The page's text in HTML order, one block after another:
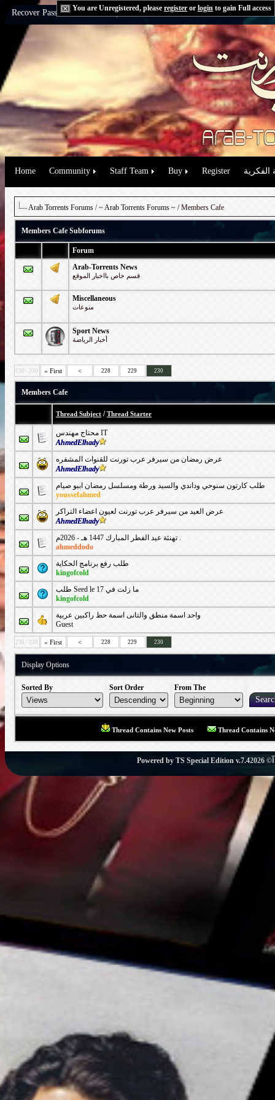
You are Unregistered, please register or login to gain Full access
Recover Password:via Email|via Question
Home Community Staff Team Buy Register الفكرية
Arab Torrents Forums /~ Arab Torrents Forums ~ / Members Cafe
Members Cafe Subforums
Forum
Arab-Torrents News
قسم خاص بااخبار الموقع
Miscellaneous
منوعات
Sport News
أخبار الرياضة
230 - 230 « First < 228 229 230
Members Cafe
Thread Subject /Thread Starter
محتاج مهندس IT
AhmedElhady
عرض رمضان من سيرفر عرب تورنت للقنوات المشفره
AhmedElhady
طلب كارتون سنوحي وداندي والسيد ورطة ومسلسل رمضان اببو صيام
youssefahmed
عرض العيد من سيرفر عرب تورنت لعيون اعضاء التراكر
AhmedElhady
تهنئة عيد الفطر المبارك 1447 هـ - 2026م .
ahmeddodo
طلب رفع برنامج الحكاية
kingofcold
طلب Seed le ما زلت في 17
kingofcold
واحد اسمة منطق والتانى اسمة حظ راكبين عربية
Guest
230 - 230 « First < 228 229 230
Display Options
Sorted By Sort Order From The
Thread Contains New Posts Thread Contains
Powered by TS Special Edition v.7.4